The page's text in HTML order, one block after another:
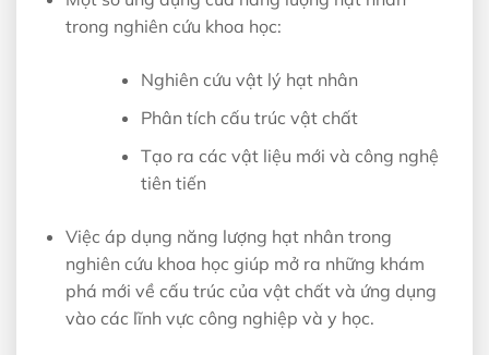
trong nghiên cứu khoa học:
Nghiên cứu vật lý hạt nhân
Phân tích cấu trúc vật chất
Tạo ra các vật liệu mới và công nghệ
tiên tiến
Việc áp dụng năng lượng hạt nhân trong
nghiên cứu khoa học giúp mở ra những khám
phá mới về cấu trúc của vật chất và ứng dụng
vào các lĩnh vực công nghiệp và y học.